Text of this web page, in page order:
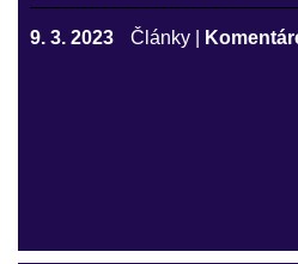
9. 3. 2023 Články